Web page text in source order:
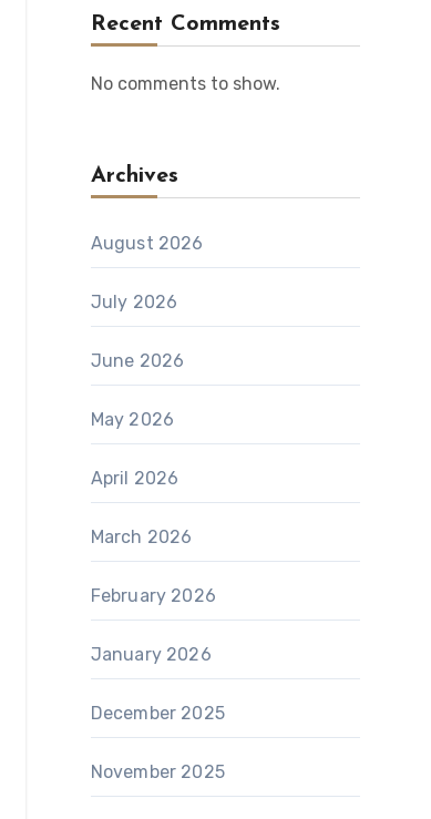
Recent Comments
No comments to show.
Archives
August 2026
July 2026
June 2026
May 2026
April 2026
March 2026
February 2026
January 2026
December 2025
November 2025